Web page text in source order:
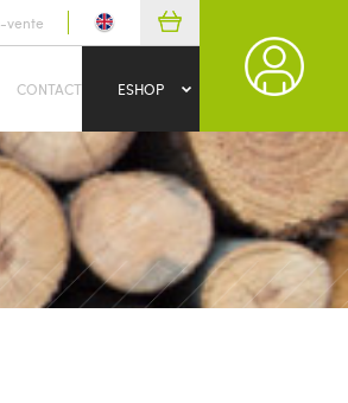
vente
CONTACT ESHOP